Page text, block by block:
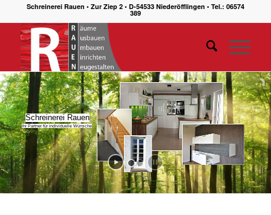
Schreinerei Rauen • Zur Ziep 2 • D-54533 Niederöfflingen • Tel.: 06574
389
Ihr Partner für individuelle Wünsche
Schreinerei Rauen